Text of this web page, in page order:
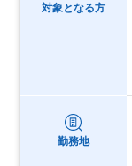
対象となる方
勤務地